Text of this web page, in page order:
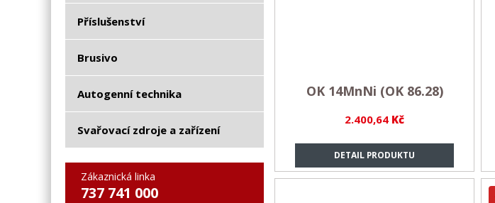
Příslušenství
Brusivo
Autogenní technika
Svařovací zdroje a zařízení
Zákaznická linka
737 741 000
2.400,64 Kč
DETAIL PRODUKTU
OK 14MnNi (OK 86.28)